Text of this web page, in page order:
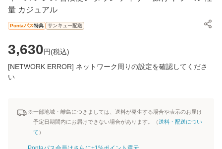
量 カジュアル
Pontaパス特典 サンキュー配送
3,630円(税込)
[NETWORK ERROR] ネットワーク周りの設定を確認してくださ
い
※一部地域・離島につきましては、送料が発生する場合や表示のお届け
予定日期間内にお届けできない場合があります。（送料・配送につい
て ）